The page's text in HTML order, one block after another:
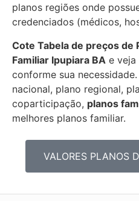
planos regiões onde
credenciados (médicos,
Cote Tabela de preços de
Familiar Ipupiara BA e
conforme sua
nacional, plano regional,
coparticipação, planos
melhores planos familiar.
VALORES PLANOS